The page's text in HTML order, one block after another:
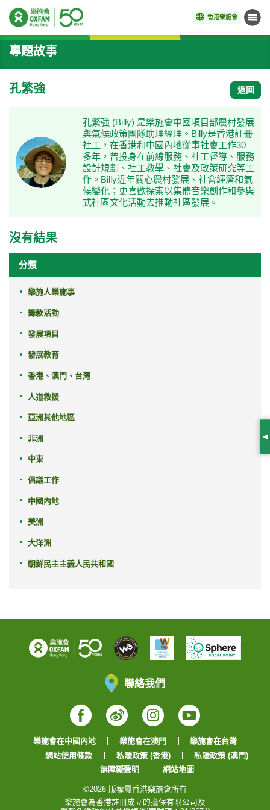
香港樂施會 目錄
開始主要內容
專題故事
孔繁強 返回
孔繁強 (Billy) 是樂施會中國項目部農村發展
與氣候政策團隊助理經理。Billy是香港註冊
社工，在香港和中國內地從事社會工作30
多年，曾投身在前線服務、社工督導、服務
設計規劃、社工教學、社會及政策研究等工
作。Billy近年關心農村發展、社會經濟和氣
候變化；更喜歡探索以集體音樂創作和參與
式社區文化活動去推動社區發展。
沒有結果
分類
樂施人樂施事
籌款活動
發展項目
發展教育
香港、澳門、台灣
人道救援
亞洲其他地區
非洲
中東
倡議工作
中國內地
美洲
大洋洲
朝鮮民主主義人民共和國
聯絡我們
Facebook
WeiboInstagram
YouTube
樂施會在中國內地 樂施會在澳門
樂施會在台灣
網站使用條款
私隱政策 (香港)
私隱政策 (澳門)
無障礙聲明
網站地圖
©2026 版權屬香港樂施會所有
樂施會為香港註冊成立的擔保有限公司及